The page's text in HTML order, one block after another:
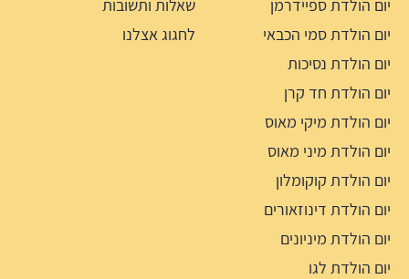
יום הולדת ספיידרמן
יום הולדת סמי הכבאי
יום הולדת נסיכות
יום הולדת חד קרן
יום הולדת מיקי מאוס
יום הולדת מיני מאוס
יום הולדת קוקומלון
יום הולדת דינוזאורים
יום הולדת מיניונים
יום הולדת לגו
שאלות ותשובות
לחגוג אצלנו